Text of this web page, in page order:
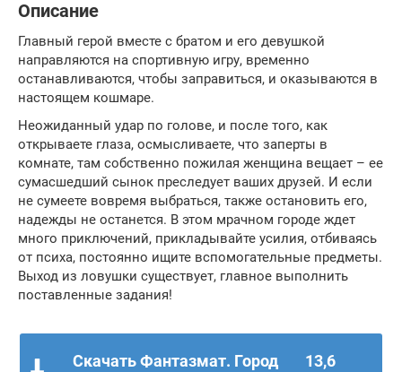
Описание
Главный герой вместе с братом и его девушкой
направляются на спортивную игру, временно
останавливаются, чтобы заправиться, и оказываются в
настоящем кошмаре.
Неожиданный удар по голове, и после того, как
открываете глаза, осмысливаете, что заперты в
комнате, там собственно пожилая женщина вещает – ее
сумасшедший сынок преследует ваших друзей. И если
не сумеете вовремя выбраться, также остановить его,
надежды не останется. В этом мрачном городе ждет
много приключений, прикладывайте усилия, отбиваясь
от психа, постоянно ищите вспомогательные предметы.
Выход из ловушки существует, главное выполнить
поставленные задания!
Скачать Фантазмат. Город
13,6